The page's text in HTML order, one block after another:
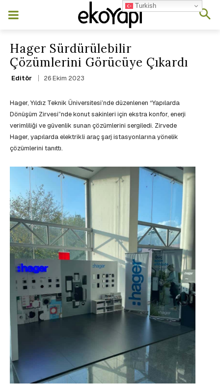
Hager Sürdürülebilir
Çözümlerini Görücüye Çıkardı
Editör 26 Ekim 2023
Hager, Yıldız Teknik Üniversitesi’nde düzenlenen “Yapılarda
Dönüşüm Zirvesi”nde konut sakinleri için ekstra konfor, enerji
verimliliği ve güvenlik sunan çözümlerini sergiledi. Zirvede
Hager, yapılarda elektrikli araç şarj istasyonlarına yönelik
çözümlerini tanıttı.
Turkish